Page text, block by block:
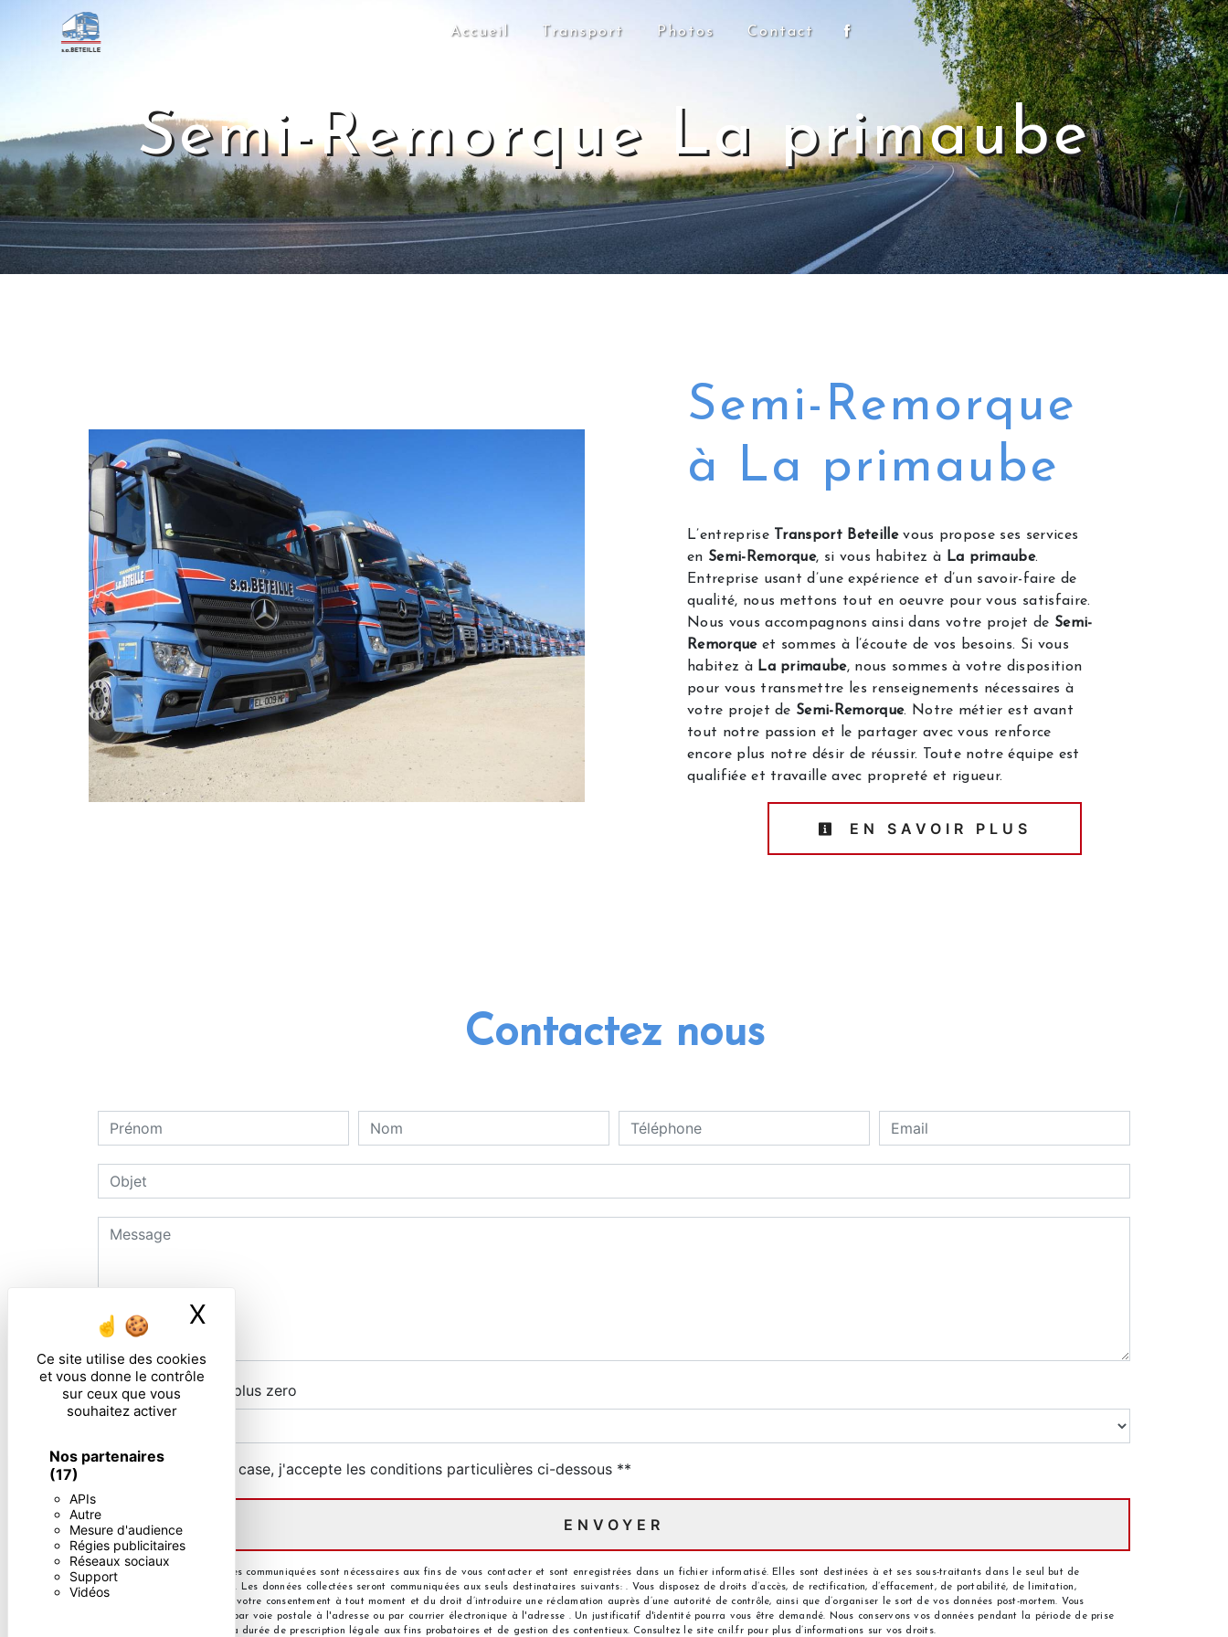
Panneau de gestion des cookies
Ce site utilise des cookies
et vous donne le contrôle
sur ceux que vous
souhaitez activer
Nos partenaires
(17)
APIs
Autre
Mesure d'audience
Régies publicitaires
Réseaux sociaux
Support
Vidéos
X
Accueil Transport Photos Contact
Semi-Remorque La primaube
Semi-Remorque
à La primaube
L’entreprise Transport Beteillevous propose ses services
en Semi-Remorque, si vous habitez à La primaube.
Entreprise usant d’une expérience et d’un savoir-faire de
qualité, nous mettons tout en oeuvre pour vous satisfaire.
Nous vous accompagnons ainsi dans votre projet de Semi-
Remorqueet sommes à l’écoute de vos besoins. Si vous
habitez à La primaube, nous sommes à votre disposition
pour vous transmettre les renseignements nécessaires à
votre projet de Semi-Remorque. Notre métier est avant
tout notre passion et le partager avec vous renforce
encore plus notre désir de réussir. Toute notre équipe est
qualifiée et travaille avec propreté et rigueur.
EN SAVOIR PLUS
Contactez nous
Combien font trois plus zero
En cochant cette case, j'accepte les conditions particulières ci-dessous **
ENVOYER
** Les données personnelles communiquées sont nécessaires aux fins de vous contacter et sont enregistrées dans un fichier informatisé. Elles sont destinées à et ses sous-traitants dans le seul but de
répondre à votre message. Les données collectées seront communiquées aux seuls destinataires suivants: . Vous disposez de droits d’accès, de rectification, d’effacement, de portabilité, de limitation,
d’opposition, de retrait de votre consentement à tout moment et du droit d’introduire une réclamation auprès d’une autorité de contrôle, ainsi que d’organiser le sort de vos données post-mortem. Vous
pouvez exercer ces droits par voie postale à l'adresse ou par courrier électronique à l'adresse . Un justificatif d'identité pourra vous être demandé. Nous conservons vos données pendant la période de prise
de contact puis pendant la durée de prescription légale aux fins probatoires et de gestion des contentieux. Consultez le site cnil.fr pour plus d’informations sur vos droits.